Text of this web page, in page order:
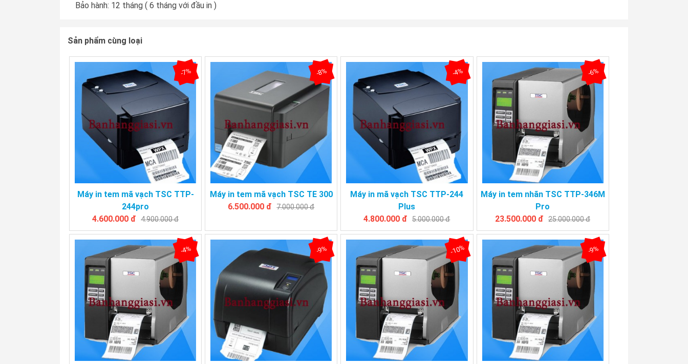
Bảo hành: 12 tháng ( 6 tháng với đầu in )
Sản phẩm cùng loại
Máy in tem mã vạch TSC TTP-
244pro
-7%
4.600.000 đ 4.900.000 đ
Máy in tem mã vạch TSC TE 300
-8%
6.500.000 đ 7.000.000 đ
Máy in mã vạch TSC TTP-244
Plus
-4%
4.800.000 đ 5.000.000 đ
Máy in tem nhãn TSC TTP-346M
Pro
-6%
23.500.000 đ 25.000.000 đ
-4% -9% -10% -9%